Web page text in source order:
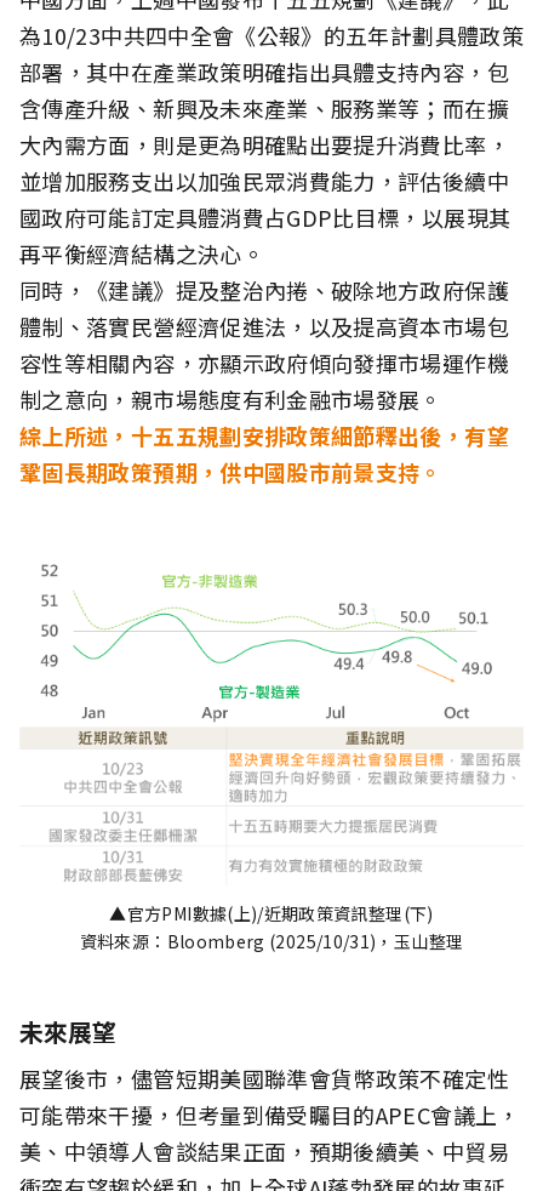
為10/23中共四中全會《公報》的五年計劃具體政策
部署，其中在產業政策明確指出具體支持內容，包
含傳產升級、新興及未來產業、服務業等；而在擴
大內需方面，則是更為明確點出要提升消費比率，
並增加服務支出以加強民眾消費能力，評估後續中
國政府可能訂定具體消費占GDP比目標，以展現其
再平衡經濟結構之決心。
同時，《建議》提及整治內捲、破除地方政府保護
體制、落實民營經濟促進法，以及提高資本市場包
容性等相關內容，亦顯示政府傾向發揮市場運作機
制之意向，親市場態度有利金融市場發展。
綜上所述，十五五規劃安排政策細節釋出後，有望
鞏固長期政策預期，供中國股市前景支持。
▲官方PMI數據(上)/近期政策資訊整理(下)
資料來源：Bloomberg (2025/10/31)，玉山整理
未來展望
展望後市，儘管短期美國聯準會貨幣政策不確定性
可能帶來干擾，但考量到備受矚目的APEC會議上，
美、中領導人會談結果正面，預期後續美、中貿易